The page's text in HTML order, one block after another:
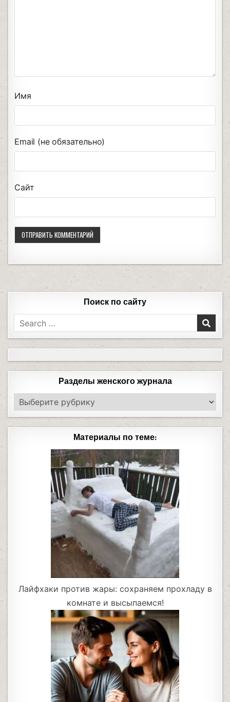
Имя
Email (не обязательно)
Сайт
Поиск по сайту
Разделы женского журнала
Материалы по теме:
Лайфхаки против жары: сохраняем прохладу в
комнате и высыпаемся!